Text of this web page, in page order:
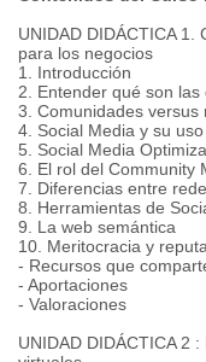
UNIDAD DIDÁCTICA
para los negocios
1. Introducción
2. Entender qué son las
3. Comunidades versus
4. Social Media y su
5. Social Media
6. El rol del Community
7. Diferencias entre
8. Herramientas de
9. La web semántica
10. Meritocracia y
- Recursos que
- Aportaciones
- Valoraciones
UNIDAD DIDÁCTICA 2